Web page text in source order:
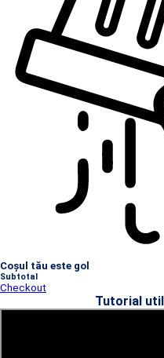
Coșul tău este gol
Subtotal
Checkout
Tutorial